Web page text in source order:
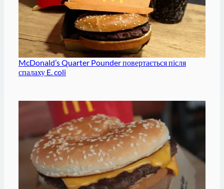
McDonald’s Quarter Pounder повертається після
спалаху E. coli